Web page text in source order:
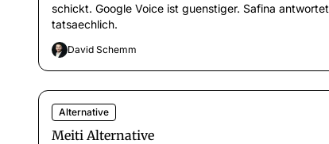
schickt. Google Voice ist guenstiger. Safina antwortet
tatsaechlich.
David Schemm
Alternative
Meiti Alternative